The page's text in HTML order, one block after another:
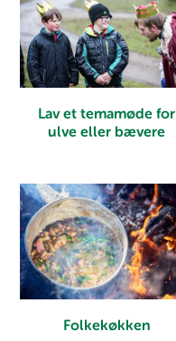
Lav et temamøde for
ulve eller bævere
Folkekøkken